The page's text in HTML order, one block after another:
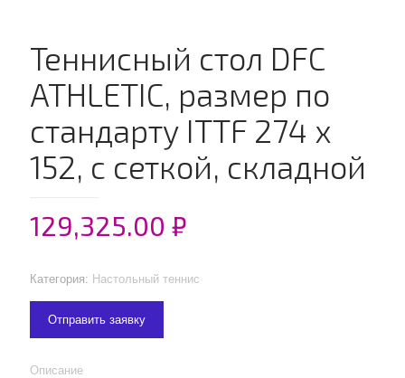
Теннисный стол DFC
ATHLETIC, размер по
стандарту ITTF 274 x
152, с сеткой, складной
129,325.00 ₽
Категория: Настольный теннис
Отправить заявку
Описание